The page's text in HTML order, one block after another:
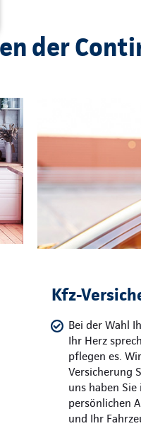
der
Kfz-
Bei der Wahl
Ihr Herz
pflegen es.
Versicherung
uns haben
persönlichen
und Ihr